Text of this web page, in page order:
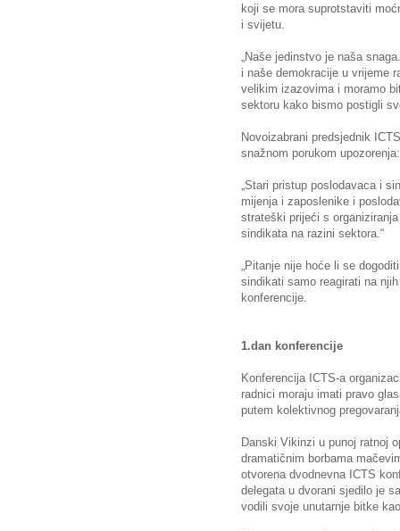
koji se mora suprotstaviti
i svijetu.
„Naše jedinstvo je naša
i naše demokracije u vrijeme
velikim izazovima i moramo
sektoru kako bismo postigli
Novoizabrani predsjednik
snažnom porukom upozorenja:
„Stari pristup poslodavaca i
mijenja i zaposlenike i
strateški prijeći s
sindikata na razini sektora.“
„Pitanje nije hoće li se
sindikati samo reagirati na
konferencije.
1.dan konferencije
Konferencija ICTS-a
radnici moraju imati pravo
putem kolektivnog
Danski Vikinzi u punoj ratnoj
dramatičnim borbama
otvorena dvodnevna ICTS
delegata u dvorani sjedilo je
vodili svoje unutarnje bitke